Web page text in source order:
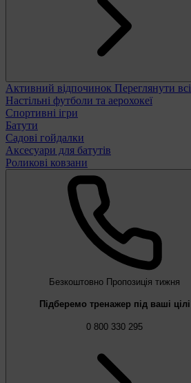
Активний відпочинок Переглянути всі
Настільні футболи та аерохокеї
Спортивні ігри
Батути
Садові гойдалки
Аксесуари для батутів
Роликові ковзани
Безкоштовно Пропозиція тижня
Підберемо тренажер під ваші цілі
0 800 330 295